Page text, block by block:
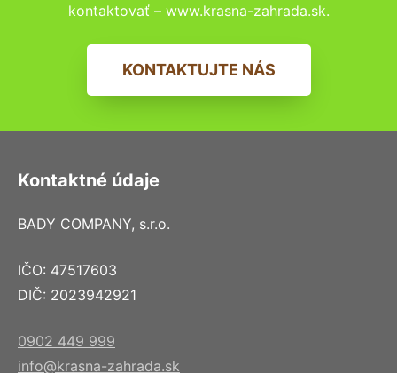
kontaktovať – www.krasna-zahrada.sk.
KONTAKTUJTE NÁS
Kontaktné údaje
BADY COMPANY, s.r.o.
IČO: 47517603
DIČ: 2023942921
0902 449 999
info@krasna-zahrada.sk